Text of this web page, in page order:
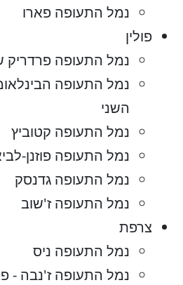
נמל התעופה פארו
פולין
נמל התעופה פרדריק
נמל התעופה
השני
נמל התעופה קטוביץ
נמל התעופה פוזנן-
נמל התעופה גדנסק
נמל התעופה ז'שוב
צרפת
נמל התעופה ניס
נמל התעופה ז'נבה -